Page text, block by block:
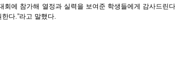
회에 참가해 열정과 실력을 보여준 학생들에게 감사드린다
한다.”라고 말했다.